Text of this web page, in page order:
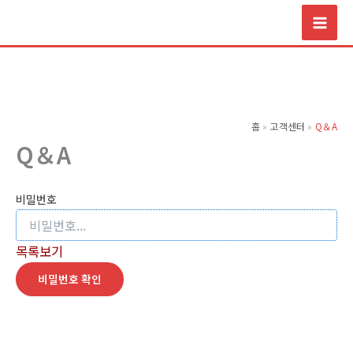
츠
홈 고객센터 Q＆A
Q＆A
비밀번호
목록보기
비밀번호 확인